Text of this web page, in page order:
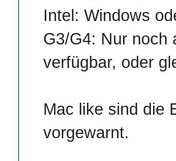
Intel: Windows
G3/G4: Nur noch
verfügbar, oder
Mac like sind die
vorgewarnt.